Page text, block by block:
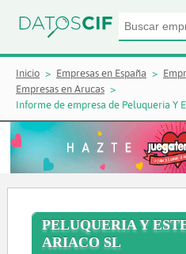
Inicio Empresas en España
Empresas en Arucas
Informe de empresa de Peluqueria Y
PELUQUERIA Y
ARIACO SL